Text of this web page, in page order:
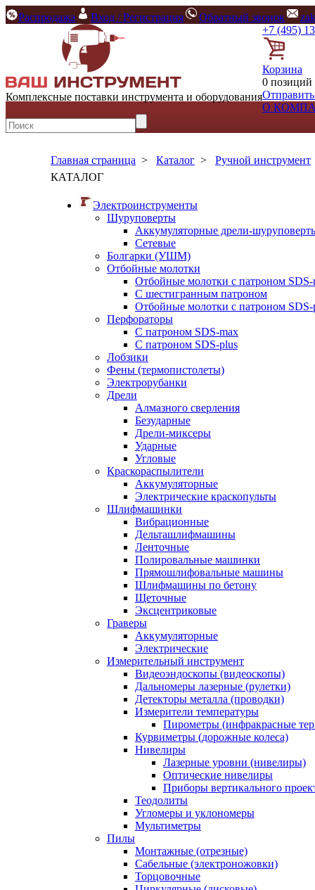
Распродажа Вход / Регистрация Обратный звонок
Комплексные поставки инструмента и оборудования
+7 (495)
Корзина
0 позиций
Отправить
О
Главная страница > Каталог > Ручной инструмент
КАТАЛОГ
Электроинструменты
Шуруповерты
Аккумуляторные дрели-
Сетевые
Болгарки (УШМ)
Отбойные молотки
Отбойные молотки с патроном SDS-
С шестигранным патроном
Отбойные молотки с патроном SDS-
Перфораторы
С патроном SDS-max
С патроном SDS-plus
Лобзики
Фены (термопистолеты)
Электрорубанки
Дрели
Алмазного сверления
Безударные
Дрели-миксеры
Ударные
Угловые
Краскораспылители
Аккумуляторные
Электрические краскопульты
Шлифмашинки
Вибрационные
Дельташлифмашины
Ленточные
Полировальные машинки
Прямошлифовальные машины
Шлифмашины по бетону
Щеточные
Эксцентриковые
Граверы
Аккумуляторные
Электрические
Измерительный инструмент
Видеоэндоскопы (видеоскопы)
Дальномеры лазерные (рулетки)
Детекторы металла (проводки)
Измерители температуры
Пирометры (инфракрасные
Курвиметры (дорожные колеса)
Нивелиры
Лазерные уровни (нивелиры)
Оптические нивелиры
Приборы вертикального
Теодолиты
Угломеры и уклономеры
Мультиметры
Пилы
Монтажные (отрезные)
Сабельные (электроножовки)
Торцовочные